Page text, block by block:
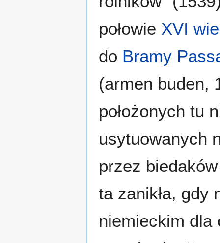
połowie XVI
do Bramy
(armen buden,
położonych tu
usytuowanych
przez
ta zanikła, gdy
niemieckim dla